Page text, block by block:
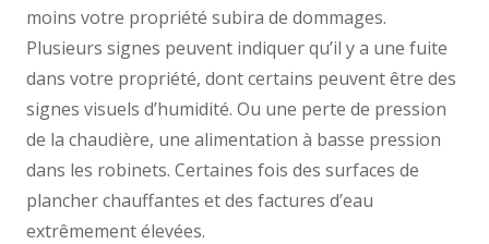
moins votre propriété subira de dommages.
Plusieurs signes peuvent indiquer qu’il y a une fuite
dans votre propriété, dont certains peuvent être des
signes visuels d’humidité. Ou une perte de pression
de la chaudière, une alimentation à basse pression
dans les robinets. Certaines fois des surfaces de
plancher chauffantes et des factures d’eau
extrêmement élevées.